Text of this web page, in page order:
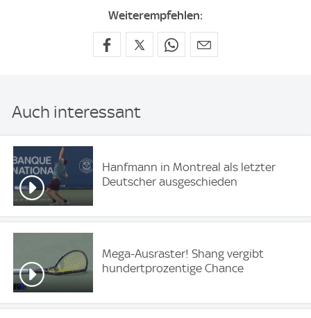
Weiterempfehlen:
Auch interessant
Hanfmann in Montreal als letzter
Deutscher ausgeschieden
Mega-Ausraster! Shang vergibt
hundertprozentige Chance